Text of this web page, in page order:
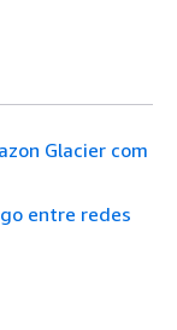
Glacier com
entre redes